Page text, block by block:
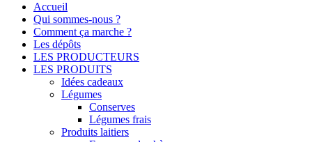
Accueil
Qui sommes-nous ?
Comment ça marche ?
Les dépôts
LES PRODUCTEURS
LES PRODUITS
Idées cadeaux
Légumes
Conserves
Légumes frais
Produits laitiers